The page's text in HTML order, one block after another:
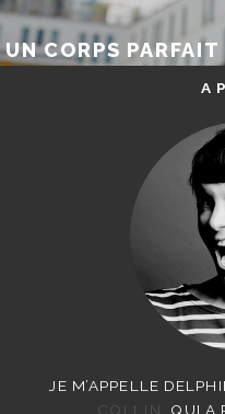
UN CORPS
A
JE M’APPELLE
COLLIN
QUI A